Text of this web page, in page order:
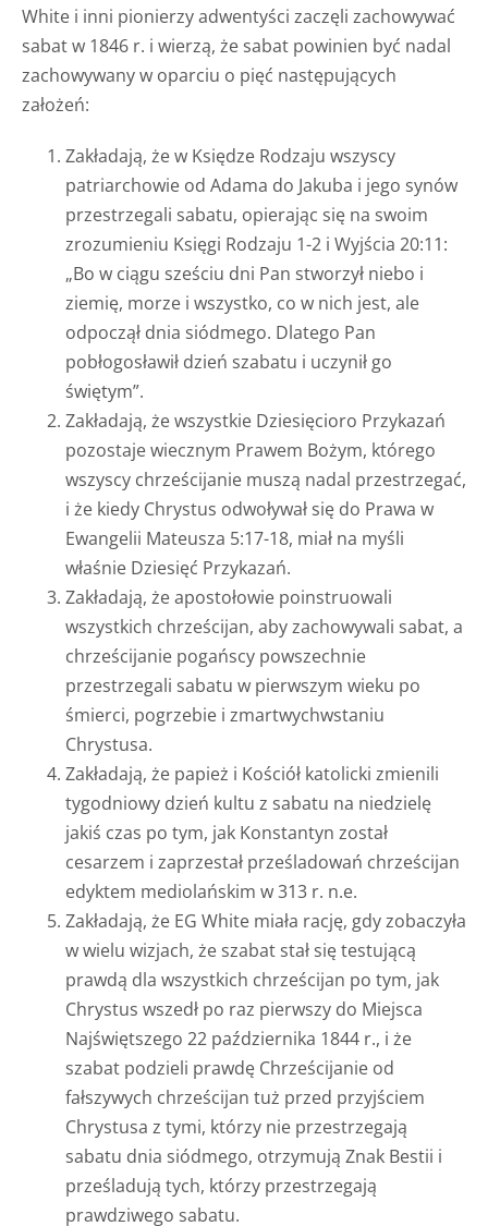
White i inni pionierzy adwentyści zaczęli zachowywać
sabat w 1846 r. i wierzą, że sabat powinien być nadal
zachowywany w oparciu o pięć następujących
założeń:
Zakładają, że w Księdze Rodzaju wszyscy
patriarchowie od Adama do Jakuba i jego synów
przestrzegali sabatu, opierając się na swoim
zrozumieniu Księgi Rodzaju 1-2 i Wyjścia 20:11:
„Bo w ciągu sześciu dni Pan stworzył niebo i
ziemię, morze i wszystko, co w nich jest, ale
odpoczął dnia siódmego. Dlatego Pan
pobłogosławił dzień szabatu i uczynił go
świętym”.
Zakładają, że wszystkie Dziesięcioro Przykazań
pozostaje wiecznym Prawem Bożym, którego
wszyscy chrześcijanie muszą nadal przestrzegać,
i że kiedy Chrystus odwoływał się do Prawa w
Ewangelii Mateusza 5:17-18, miał na myśli
właśnie Dziesięć Przykazań.
Zakładają, że apostołowie poinstruowali
wszystkich chrześcijan, aby zachowywali sabat, a
chrześcijanie pogańscy powszechnie
przestrzegali sabatu w pierwszym wieku po
śmierci, pogrzebie i zmartwychwstaniu
Chrystusa.
Zakładają, że papież i Kościół katolicki zmienili
tygodniowy dzień kultu z sabatu na niedzielę
jakiś czas po tym, jak Konstantyn został
cesarzem i zaprzestał prześladowań chrześcijan
edyktem mediolańskim w 313 r. n.e.
Zakładają, że EG White miała rację, gdy zobaczyła
w wielu wizjach, że szabat stał się testującą
prawdą dla wszystkich chrześcijan po tym, jak
Chrystus wszedł po raz pierwszy do Miejsca
Najświętszego 22 października 1844 r., i że
szabat podzieli prawdę Chrześcijanie od
fałszywych chrześcijan tuż przed przyjściem
Chrystusa z tymi, którzy nie przestrzegają
sabatu dnia siódmego, otrzymują Znak Bestii i
prześladują tych, którzy przestrzegają
prawdziwego sabatu.